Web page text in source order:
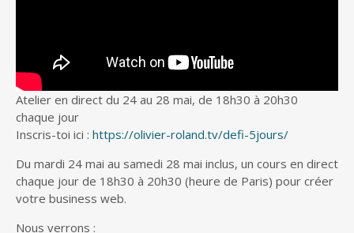
Atelier en direct du 24 au 28 mai, de 18h30 à 20h30
chaque jour
Inscris-toi ici : https://olivier-roland.tv/defi-5jours/
Du mardi 24 mai au samedi 28 mai inclus, un cours en direct
chaque jour de 18h30 à 20h30 (heure de Paris) pour créer
votre business web.
Nous verrons :